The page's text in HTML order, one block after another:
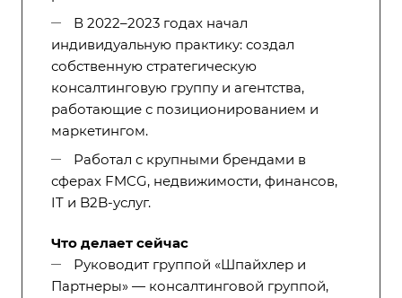
В 2022–2023 годах начал
индивидуальную практику: создал
собственную стратегическую
консалтинговую группу и агентства,
работающие с позиционированием и
маркетингом.
Работал с крупными брендами в
сферах FMCG, недвижимости, финансов,
IT и B2B-услуг.
Что делает сейчас
Руководит группой «Шпайхлер и
Партнеры» — консалтинговой группой,